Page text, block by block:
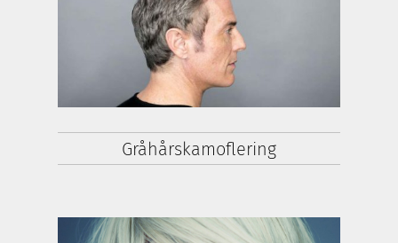
Gråhårskamoflering